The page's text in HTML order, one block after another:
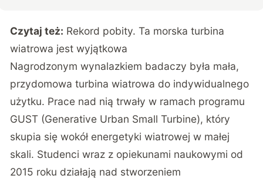
Czytaj też: Rekord pobity. Ta morska turbina
wiatrowa jest wyjątkowa
Nagrodzonym wynalazkiem badaczy była mała,
przydomowa turbina wiatrowa do indywidualnego
użytku. Prace nad nią trwały w ramach programu
GUST (Generative Urban Small Turbine), który
skupia się wokół energetyki wiatrowej w małej
skali. Studenci wraz z opiekunami naukowymi od
2015 roku działają nad stworzeniem